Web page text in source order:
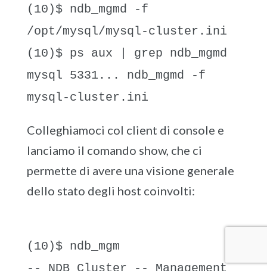
(10)$ ndb_mgmd -f
/opt/mysql/mysql-cluster.ini
(10)$ ps aux | grep ndb_mgmd
mysql 5331... ndb_mgmd -f
mysql-cluster.ini
Colleghiamoci col client di console e
lanciamo il comando show, che ci
permette di avere una visione generale
dello stato degli host coinvolti:
(10)$ ndb_mgm